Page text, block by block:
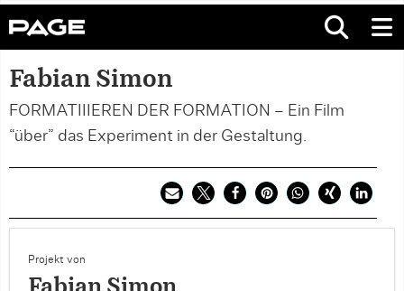
Fabian Simon
FORMATIIIEREN DER FORMATION – Ein Film
“über” das Experiment in der Gestaltung.
Projekt von